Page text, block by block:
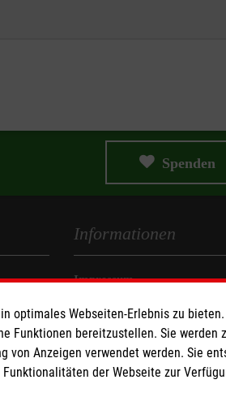
Spenden
Informationen
Impressum
Compliance
Institutionelles
optimales Webseiten-Erlebnis zu
Funktionen bereitzustellen. Sie werden
von Anzeigen verwendet werden. Sie
der Webseite zur